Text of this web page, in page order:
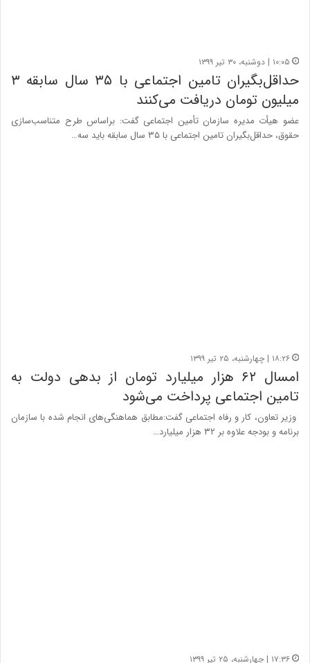
۱۰:۰۵ | دوشنبه، ۳۰ تیر ۱۳۹۹
حداقل‌بگیران تامین اجتماعی با ۳۵ سال سابقه ۳
میلیون تومان دریافت می‌کنند
عضو هیأت مدیره سازمان تأمین اجتماعی گفت: براساس طرح متناسب‌سازی
حقوق، حداقل‌بگیران تامین اجتماعی با ۳۵ سال سابقه باید سه…
۱۸:۲۶ | چهارشنبه، ۲۵ تیر ۱۳۹۹
امسال ۶۲ هزار میلیارد تومان از بدهی دولت به
تامین اجتماعی پرداخت می‌شود
وزیر تعاون، کار و رفاه اجتماعی گفت:مطابق هماهنگی‌های انجام شده با سازمان
برنامه و بودجه علاوه بر ۳۲ هزار میلیارد…
۱۷:۳۶ | چهارشنبه، ۲۵ تیر ۱۳۹۹